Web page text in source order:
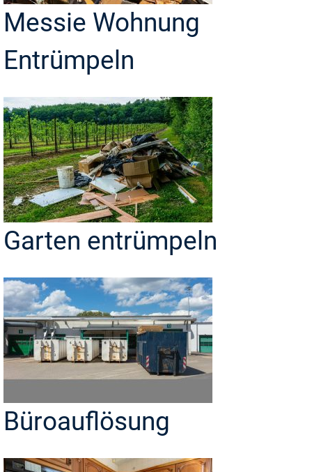
Messie Wohnung
Entrümpeln
Garten entrümpeln
Büroauflösung